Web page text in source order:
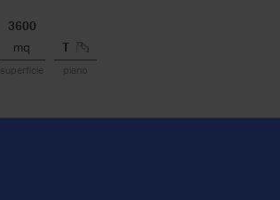
3600
mq
superficie piano